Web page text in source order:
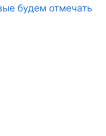
будем отмечать